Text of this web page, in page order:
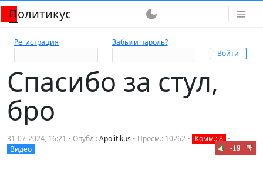
Политикус dark_mode
Регистрация Забыли пароль?
Спасибо за стул,
бро
31-07-2024, 16:21 • Опубл.:Apolitikus • Просм.: 10262 • Комм.: 8 •
Видео
-19